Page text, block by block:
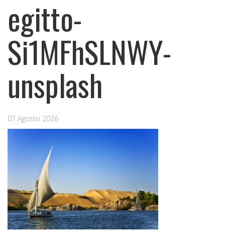
egitto-
Si1MFhSLNWY-
unsplash
07 Agosto 2026